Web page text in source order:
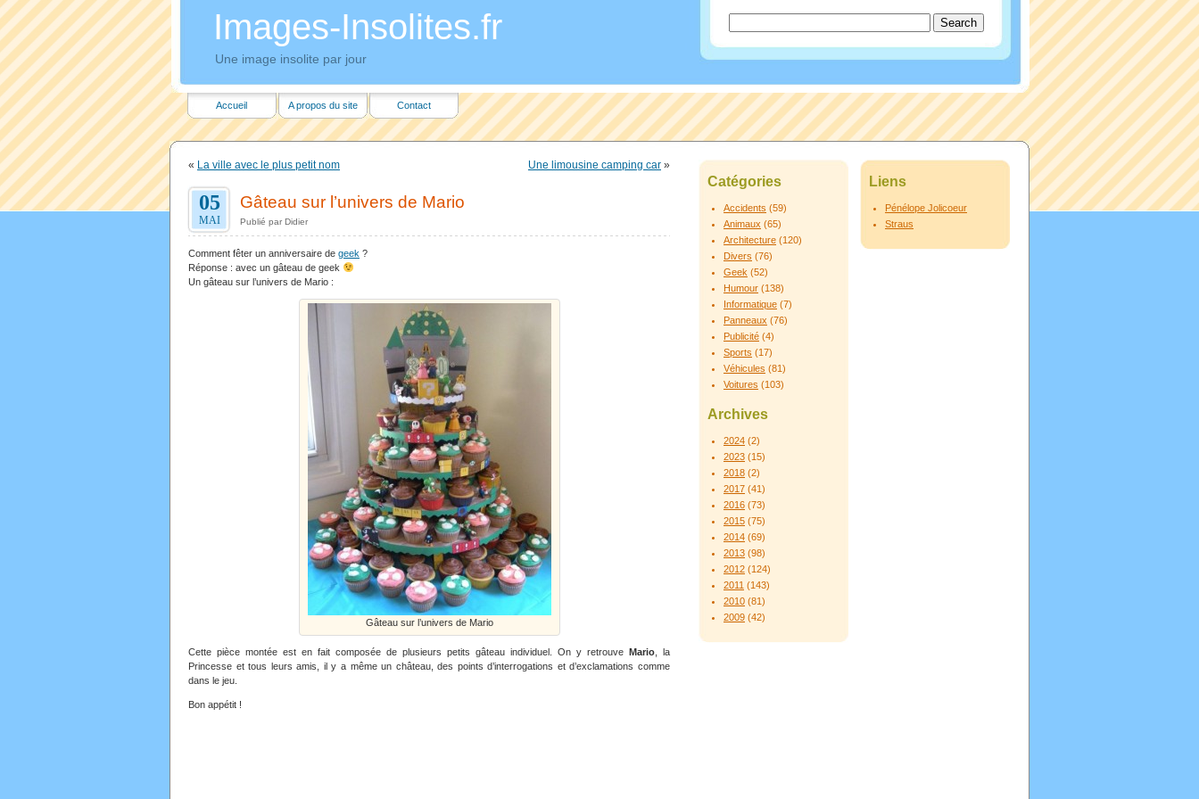
Images-Insolites.fr
Une image insolite par jour
Accueil A propos du site Contact
« La ville avec le plus petit nom Une limousine camping car »
05
MAI
Gâteau sur l’univers de Mario
Publié par Didier
Comment fêter un anniversaire de geek ?
Réponse : avec un gâteau de geek
Un gâteau sur l’univers de Mario :
Gâteau sur l’univers de Mario
Cette pièce montée est en fait composée de plusieurs petits gâteau individuel. On y retrouve Mario , la
Princesse et tous leurs amis, il y a même un château, des points d’interrogations et d’exclamations comme
dans le jeu.
Bon appétit !
Catégories
Accidents (59)
Animaux (65)
Architecture (120)
Divers (76)
Geek (52)
Humour (138)
Informatique (7)
Panneaux (76)
Publicité (4)
Sports (17)
Véhicules (81)
Voitures (103)
Archives
2024 (2)
2023 (15)
2018 (2)
2017 (41)
2016 (73)
2015 (75)
2014 (69)
2013 (98)
2012 (124)
2011 (143)
2010 (81)
2009 (42)
Liens
Pénélope Jolicoeur
Straus